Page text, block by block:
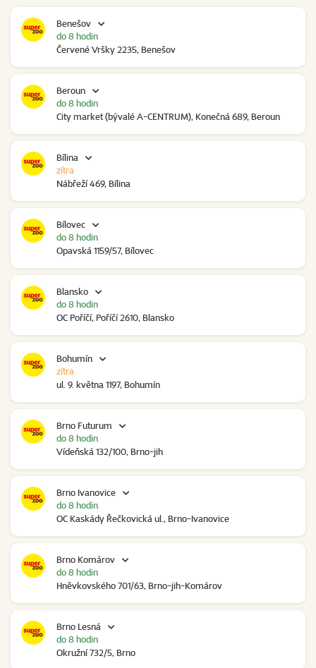
Benešov
Červené Vršky 2235, Benešov
do 8 hodin
Beroun
City market (bývalé A-CENTRUM), Konečná 689, Beroun
do 8 hodin
Bílina
Nábřeží 469, Bílina
zítra
Bílovec
Opavská 1159/57, Bílovec
do 8 hodin
Blansko
OC Poříčí, Poříčí 2610, Blansko
do 8 hodin
Bohumín
ul. 9. května 1197, Bohumín
zítra
Brno Futurum
Vídeňská 132/100, Brno-jih
do 8 hodin
Brno Ivanovice
OC Kaskády Řečkovická ul., Brno-Ivanovice
do 8 hodin
Brno Komárov
Hněvkovského 701/63, Brno-jih-Komárov
do 8 hodin
Brno Lesná
Okružní 732/5, Brno
do 8 hodin